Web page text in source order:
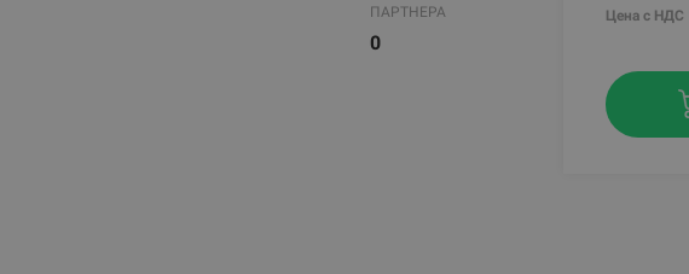
ПАРТНЕРА
0
Цена с НДС